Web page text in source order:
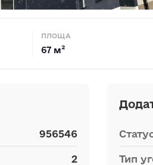
ПЛОЩА
67 м²
956546
2 Тип